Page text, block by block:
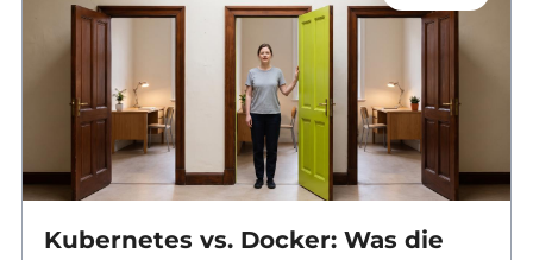
Kubernetes vs. Docker: Was die